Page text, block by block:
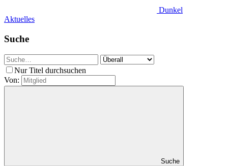
Dunkel
Aktuelles
Suche
Nur Titel durchsuchen
Von:
Suche